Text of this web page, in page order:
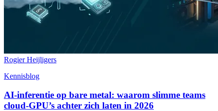
Rogier Heijligers
Kennisblog
AI-inferentie op bare metal: waarom slimme teams
cloud-GPU’s achter zich laten in 2026